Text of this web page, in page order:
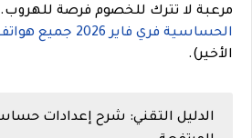
مرعبة لا تترك للخصوم فرصة
الحساسية فري فاير 2026 جميع هواتف سامسونج
الأخير).
الدليل التقني: شرح إعدادات